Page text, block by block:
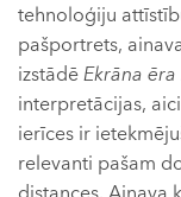
tehnoloģiju
pašportrets,
izstādēEkrāna
interpretācijas,
ierīces ir
relevanti pašam